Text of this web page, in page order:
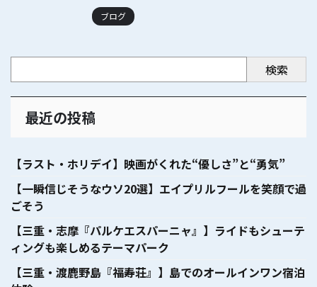
ブログ
検索
最近の投稿
【ラスト・ホリデイ】映画がくれた“優しさ”と“勇気”
【一瞬信じそうなウソ20選】エイプリルフールを笑顔で過
ごそう
【三重・志摩『パルケエスパーニャ』】ライドもシューテ
ィングも楽しめるテーマパーク
【三重・渡鹿野島『福寿荘』】島でのオールインワン宿泊